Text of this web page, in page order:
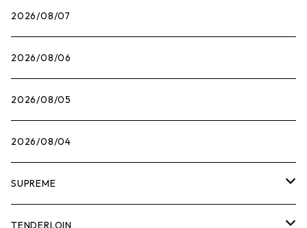
2026/08/07
2026/08/06
2026/08/05
2026/08/04
SUPREME
Tシャツ
TENDERLOIN